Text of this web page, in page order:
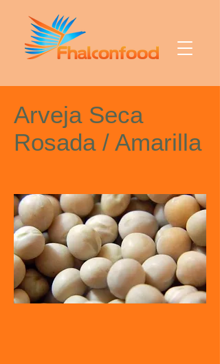
Arveja Seca
Rosada / Amarilla